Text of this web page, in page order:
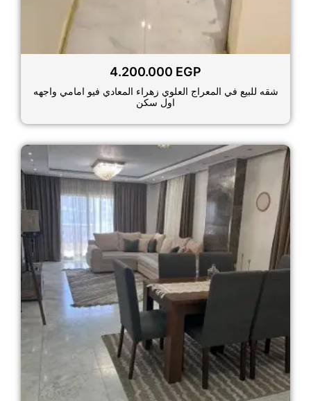
4.200.000 EGP
شقه للبيع في المعراج العلوي زهراء المعادي فيو امامي واجهه
اول سكن